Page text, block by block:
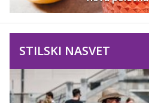
STILSKI NASVET